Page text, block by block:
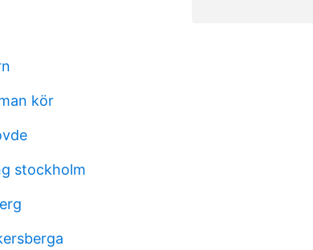
kör
stockholm